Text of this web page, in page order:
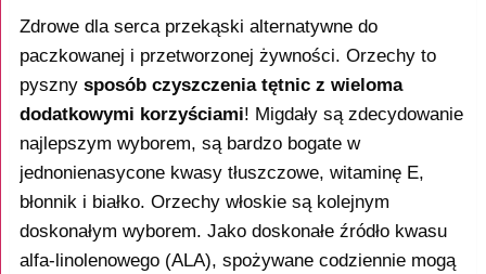
Zdrowe dla serca przekąski alternatywne do
paczkowanej i przetworzonej żywności. Orzechy to
pyszny sposób czyszczenia tętnic z wieloma
dodatkowymi korzyściami! Migdały są zdecydowanie
najlepszym wyborem, są bardzo bogate w
jednonienasycone kwasy tłuszczowe, witaminę E,
błonnik i białko. Orzechy włoskie są kolejnym
doskonałym wyborem. Jako doskonałe źródło kwasu
alfa-linolenowego (ALA), spożywane codziennie mogą